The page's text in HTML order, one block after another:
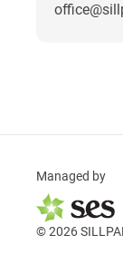
Managed by
© 2026